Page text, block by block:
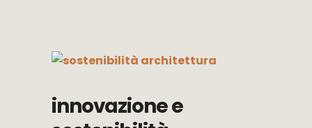
innovazione e